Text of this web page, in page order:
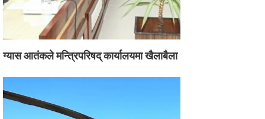
ग्यास आतंकले मन्त्रिपरिषद् कार्यालयमा खैलाबैला